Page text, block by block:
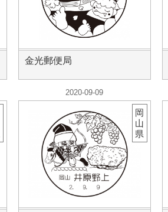
金光郵便局
2020-09-09
岡
山
県